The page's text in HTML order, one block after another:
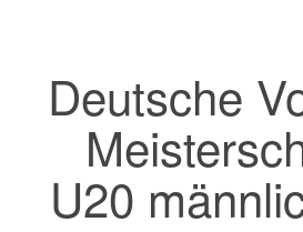
Deutsche
U20